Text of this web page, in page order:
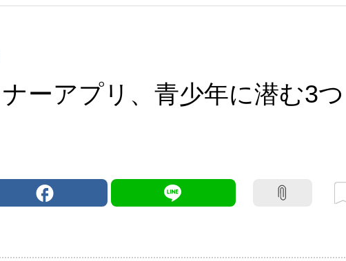
ーアプリ、青少年に潜む3つ